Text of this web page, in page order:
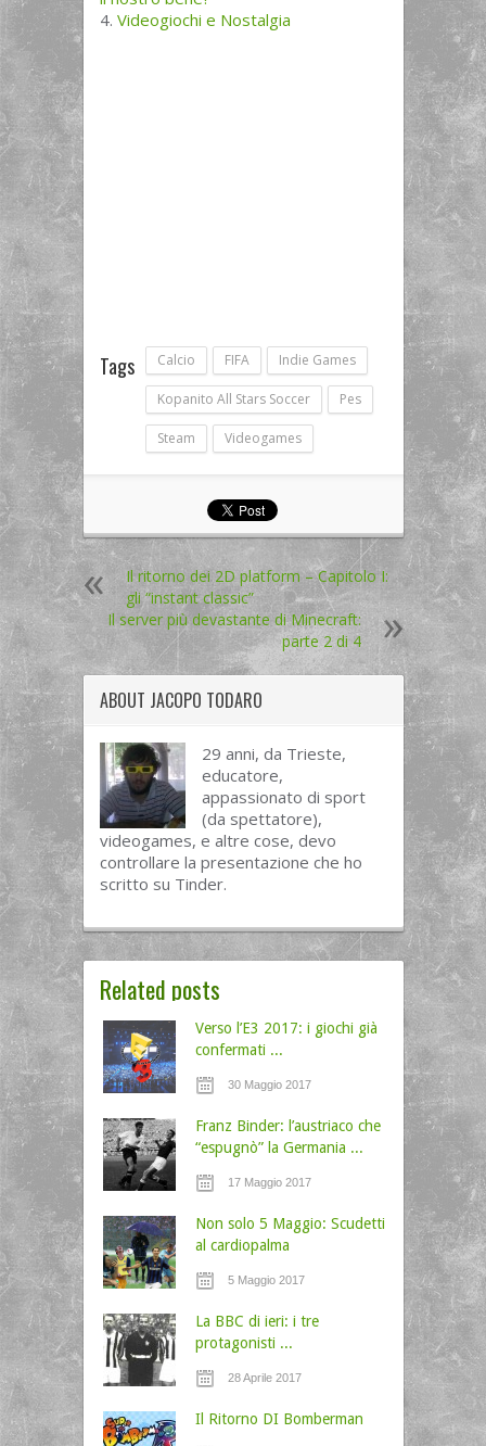
Videogiochi e Nostalgia
Tags Calcio FIFA Indie Games
Kopanito All Stars Soccer Pes
Steam Videogames
Il ritorno dei 2D platform – Capitolo I:
gli “instant classic”
Il server più devastante di Minecraft:
parte 2 di 4
ABOUT JACOPO TODARO
29 anni, da Trieste,
educatore,
appassionato di sport
(da spettatore),
videogames, e altre cose, devo
controllare la presentazione che ho
scritto su Tinder.
Related posts
Verso l’E3 2017: i giochi già
confermati ...
30 Maggio 2017
Franz Binder: l’austriaco che
“espugnò” la Germania ...
17 Maggio 2017
Non solo 5 Maggio: Scudetti
al cardiopalma
5 Maggio 2017
La BBC di ieri: i tre
protagonisti ...
28 Aprile 2017
Il Ritorno DI Bomberman